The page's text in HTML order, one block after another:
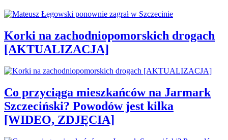
Korki na zachodniopomorskich drogach
[AKTUALIZACJA]
Co przyciąga mieszkańców na Jarmark
Szczeciński? Powodów jest kilka
[WIDEO, ZDJĘCIA]